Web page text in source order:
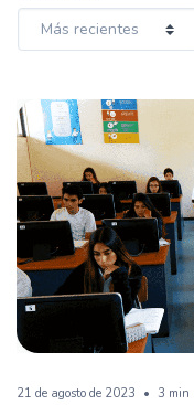
21 de agosto de 2023 • 3 min